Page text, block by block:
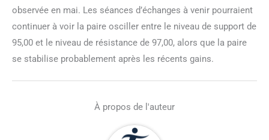
observée en mai. Les séances d’échanges à venir pourraient
continuer à voir la paire osciller entre le niveau de support de
95,00 et le niveau de résistance de 97,00, alors que la paire
se stabilise probablement après les récents gains.
À propos de l'auteur